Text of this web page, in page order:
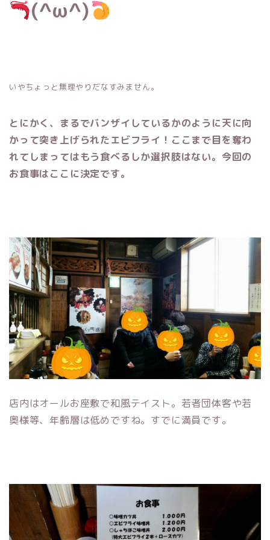
(^ω^)
いやちょっと無理やりだなすみません。
とにかく、まるでバンザイしているかのように天に向
かって突き上げられたエビフライ！ここまで目を奪わ
れてしまってはもう食べるしか選択肢はない。今回の
お食事はここに決定です。
店内はオールお座敷で和風テイスト。若者団体客や若
奥様等、年齢層は低めですね。すでに満員です。